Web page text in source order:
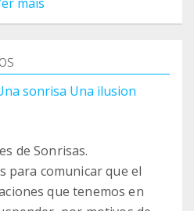
sonrisa Una ilusion
de Sonrisas.
para comunicar que el
que tenemos en